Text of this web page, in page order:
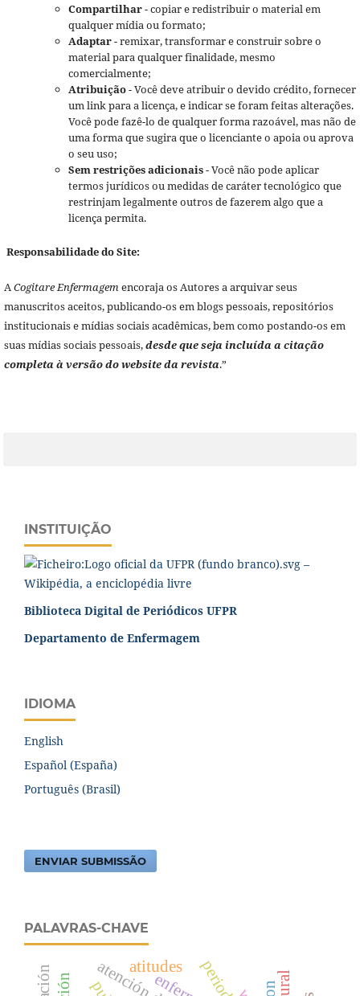
Compartilhar- copiar e redistribuir o material em
qualquer mídia ou formato;
Adaptar- remixar, transformar e construir sobre o
material para qualquer finalidade, mesmo
comercialmente;
Atribuição- Você deve atribuir o devido crédito, fornecer
um link para a licença, e indicar se foram feitas alterações.
Você pode fazê-lo de qualquer forma razoável, mas não de
uma forma que sugira que o licenciante o apoia ou aprova
o seu uso;
Sem restrições adicionais- Você não pode aplicar
termos jurídicos ou medidas de caráter tecnológico que
restrinjam legalmente outros de fazerem algo que a
licença permita.
Responsabilidade do Site:
ACogitare Enfermagemencoraja os Autores a arquivar seus
manuscritos aceitos, publicando-os em blogs pessoais, repositórios
institucionais e mídias sociais acadêmicas, bem como postando-os em
suas mídias sociais pessoais,desde que seja incluída a citação
completa à versão do website da revista.”
INSTITUIÇÃO
Biblioteca Digital de Periódicos UFPR
Departamento de Enfermagem
IDIOMA
English
Español (España)
Português (Brasil)
ENVIAR SUBMISSÃO
PALAVRAS-CHAVE
atitudes